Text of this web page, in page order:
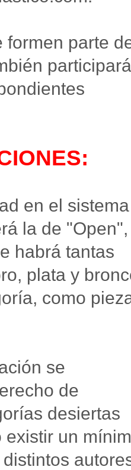
formen parte
en el sistema
la de "Open",
habrá tantas
plata y
como
se
de
desiertas
existir un